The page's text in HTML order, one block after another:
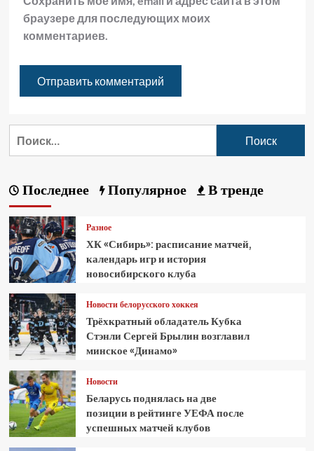
браузере для последующих моих
комментариев.
Последнее Популярное В тренде
Разное
ХК «Сибирь»: расписание матчей,
календарь игр и история
новосибирского клуба
Новости белорусского хоккея
Трёхкратный обладатель Кубка
Стэнли Сергей Брылин возглавил
минское «Динамо»
Новости
Беларусь поднялась на две
позиции в рейтинге УЕФА после
успешных матчей клубов